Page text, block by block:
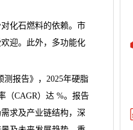
化石燃料的依赖。 市
迎。此外，多功能化
测报告》，2025年硬脂
（CAGR）达 %。报告
求及产业链结构，深